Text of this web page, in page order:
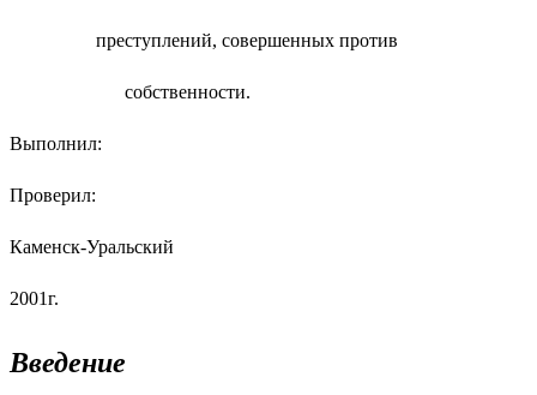
преступлений, совершенных против
собственности.
Выполнил:
Проверил:
Каменск-Уральский
2001г.
Введение